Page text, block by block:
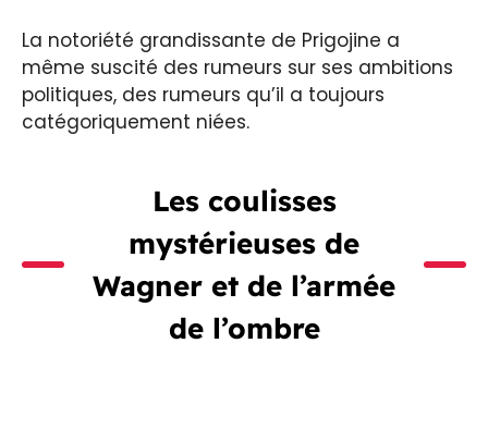
La notoriété grandissante de Prigojine a
même suscité des rumeurs sur ses ambitions
politiques, des rumeurs qu’il a toujours
catégoriquement niées.
Les coulisses
mystérieuses de
Wagner et de l’armée
de l’ombre